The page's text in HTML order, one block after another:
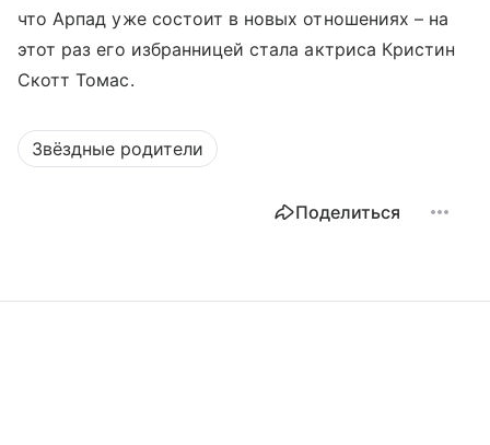
что Арпад уже состоит в новых отношениях – на
этот раз его избранницей стала актриса Кристин
Скотт Томас.
Звёздные родители
Поделиться